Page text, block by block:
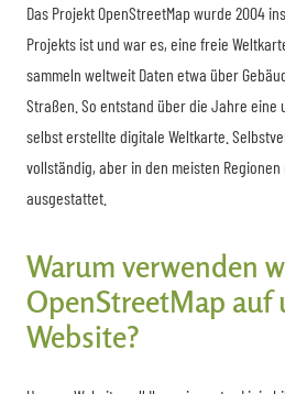
Das Projekt OpenStreetMap wurde 2004
Projekts ist und war es, eine freie
sammeln weltweit Daten etwa über
Straßen. So entstand über die Jahre eine
selbst erstellte digitale Weltkarte.
vollständig, aber in den meisten
ausgestattet.
Warum verwenden
OpenStreetMap auf
Website?